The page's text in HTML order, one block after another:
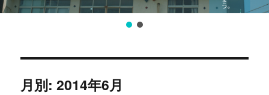
月別: 2014年6月